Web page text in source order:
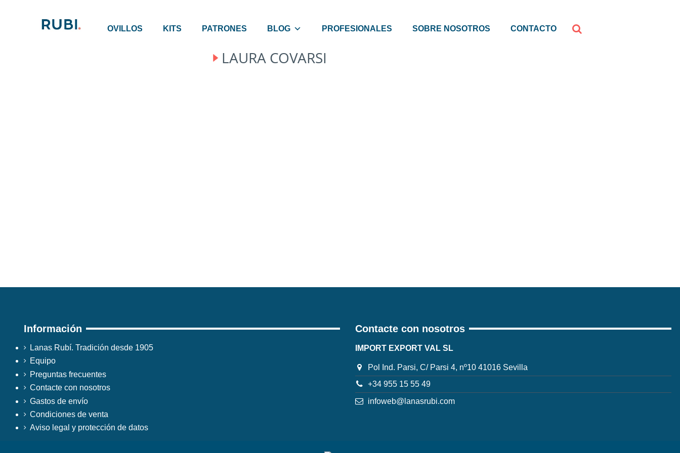
OVILLOS KITS PATRONES BLOG PROFESIONALES SOBRE NOSOTROS CONTACTO
LAURA COVARSI
Información
Lanas Rubí. Tradición desde 1905
Equipo
Preguntas frecuentes
Contacte con nosotros
Gastos de envío
Condiciones de venta
Aviso legal y protección de datos
Contacte con nosotros
IMPORT EXPORT VAL SL
Pol Ind. Parsi, C/ Parsi 4, nº10 41016 Sevilla
+34 955 15 55 49
infoweb@lanasrubi.com